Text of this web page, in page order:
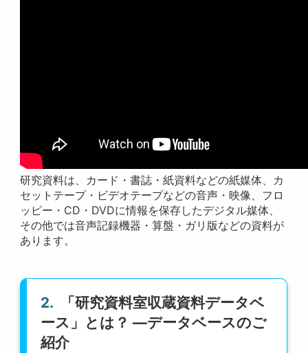
研究資料は、カード・書誌・紙資料などの紙媒体、カ
セットテープ・ビデオテープなどの音声・映像、フロ
ッピー・CD・DVDに情報を保存したデジタル媒体、
その他では音声記録機器・算盤・ガリ版などの資料が
あります。
2.
「研究資料室収蔵資料データベ
ース」とは？ ―データベースのご
紹介